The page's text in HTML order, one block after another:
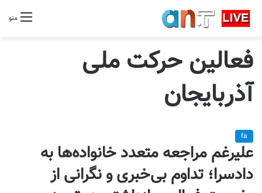
منو
فعالین حرکت ملی
آذربایجان
fa
علیرغم مراجعه متعدد خانواده‌ها به
دادسرا؛ تداوم بی‌خبری و نگرانی از